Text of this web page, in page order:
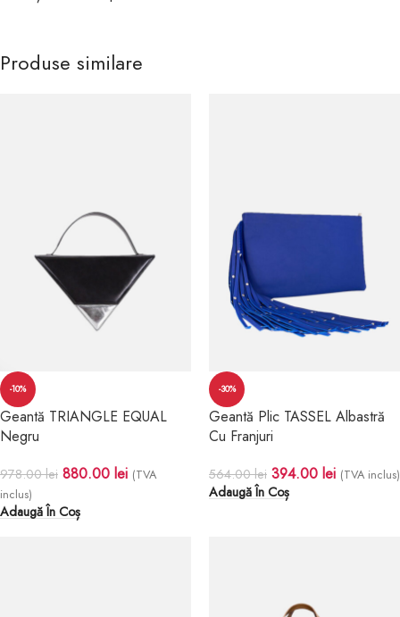
Produse similare
-10%
Geantă TRIANGLE EQUAL
Negru
978.00lei 880.00 lei (TVA
inclus)
Adaugă În Coș
-30%
Geantă Plic TASSEL Albastră
Cu Franjuri
564.00lei 394.00 lei (TVA inclus)
Adaugă În Coș